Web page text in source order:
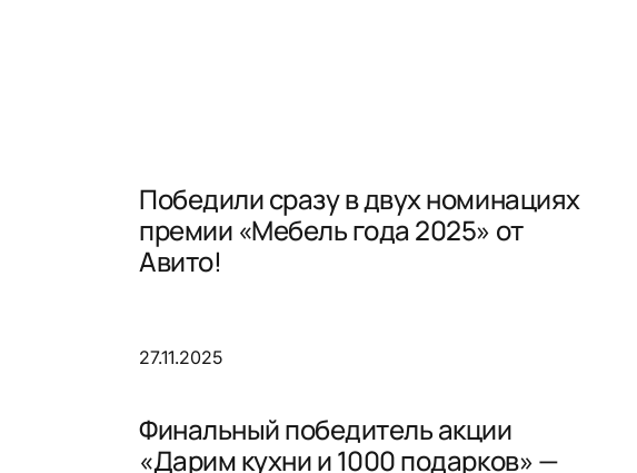
Победили сразу в двух номинациях
премии «Мебель года 2025» от
Авито!
27.11.2025
Финальный победитель акции
«Дарим кухни и 1000 подарков» —